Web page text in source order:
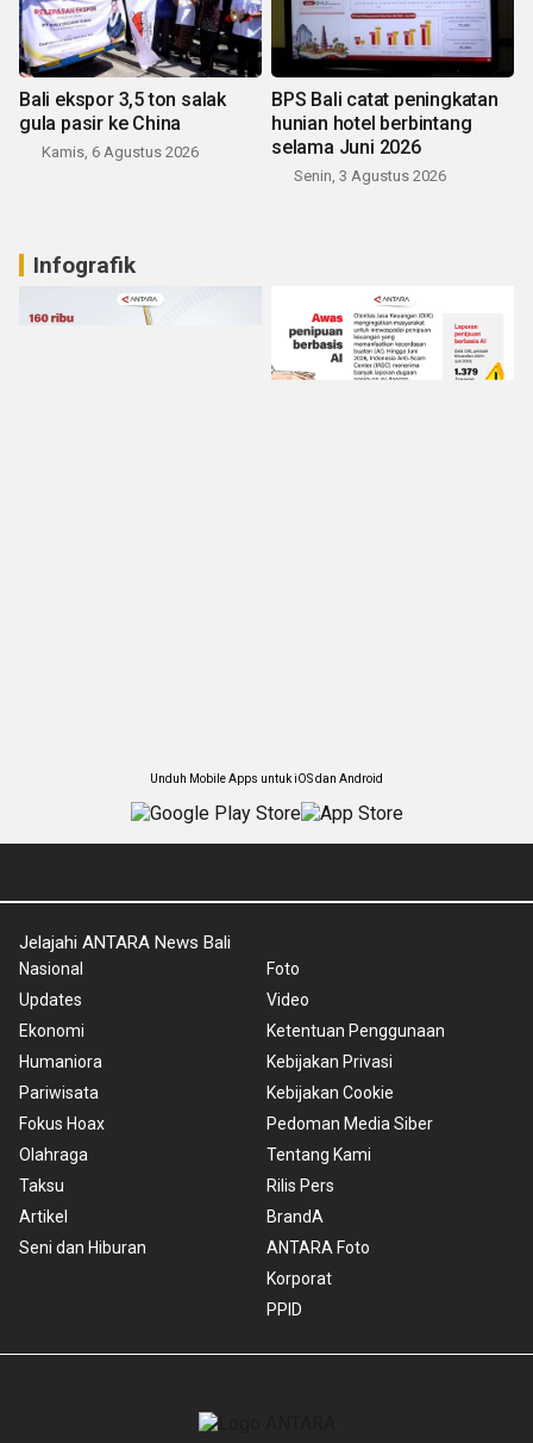
Bali ekspor 3,5 ton salak
gula pasir ke China
Kamis, 6 Agustus 2026
BPS Bali catat peningkatan
hunian hotel berbintang
selama Juni 2026
Senin, 3 Agustus 2026
Infografik
Unduh Mobile Apps untuk iOS dan Android
Jelajahi ANTARA News Bali
Nasional
Updates
Ekonomi
Humaniora
Pariwisata
Fokus Hoax
Olahraga
Taksu
Artikel
Seni dan Hiburan
Foto
Video
Ketentuan Penggunaan
Kebijakan Privasi
Kebijakan Cookie
Pedoman Media Siber
Tentang Kami
Rilis Pers
BrandA
ANTARA Foto
Korporat
PPID